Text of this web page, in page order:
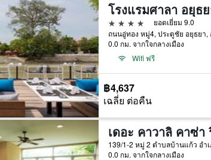
โรงแรมศาลา อยุธ
4 ดาว
ยอดเยี่ยม 9.0
0.0 กม. จากใจกลางเมือง
Wifi ฟรี
฿4,637
เฉลี่ย ต่อคืน
เดอะ คาวาลิ คาซ่า
0.0 กม. จากใจกลางเมือง